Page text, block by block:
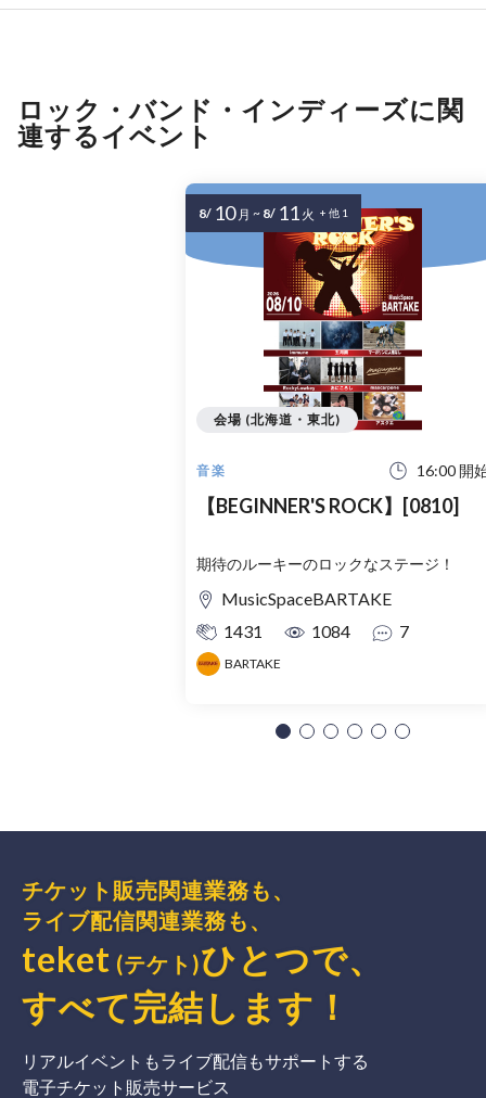
ロック・バンド・インディーズに関
連するイベント
音楽 16:00 開
【BEGINNER'S ROCK】[0810]
期待のルーキーのロックなステージ！
MusicSpaceBARTAKE
1431
1084 7
BARTAKE
会場 (北海道・東北)
8/ 10 月 ~ 8/ 11 火 + 他 1
チケット販売関連業務も、
ライブ配信関連業務も、
teket (テケト)ひとつで、
すべて完結 します ！
リアルイベントもライブ配信もサポートする
電子チケット販売サービス